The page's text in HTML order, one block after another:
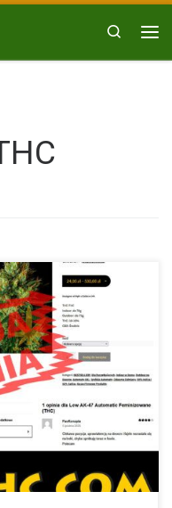
Search
nasion marihuany